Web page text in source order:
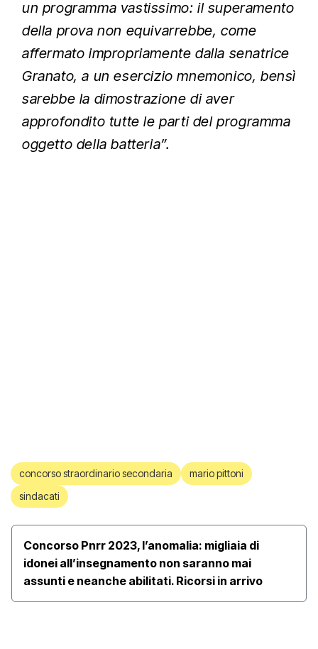
un programma vastissimo: il superamento
della prova non equivarrebbe, come
affermato impropriamente dalla senatrice
Granato, a un esercizio mnemonico, bensì
sarebbe la dimostrazione di aver
approfondito tutte le parti del programma
oggetto della batteria”.
concorso straordinario secondaria
mario pittoni
sindacati
Concorso Pnrr 2023, l’anomalia: migliaia di
idonei all’insegnamento non saranno mai
assunti e neanche abilitati. Ricorsi in arrivo